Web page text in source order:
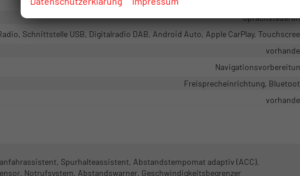
Schnittstelle USB, Digitalradio DAB, Android Auto, Apple CarPlay,
Freisprecheinrichtung,
Spurhalteassistent, Abstandstempomat adaptiv (ACC),
Notrufsystem, Abstandswarner, Geschwindigkeitsbegrenzer